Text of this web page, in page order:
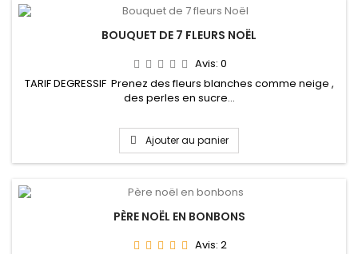
BOUQUET DE 7 FLEURS NOËL
Avis: 0
TARIF DEGRESSIF Prenez des fleurs blanches comme neige ,
des perles en sucre...
Ajouter au panier
PÈRE NOËL EN BONBONS
Avis: 2